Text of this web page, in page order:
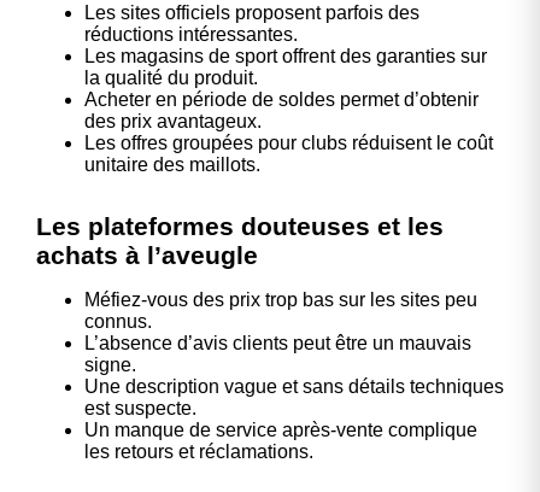
Les sites officiels proposent parfois des
réductions intéressantes.
Les magasins de sport offrent des garanties sur
la qualité du produit.
Acheter en période de soldes permet d’obtenir
des prix avantageux.
Les offres groupées pour clubs réduisent le coût
unitaire des maillots.
Les plateformes douteuses et les
achats à l’aveugle
Méfiez-vous des prix trop bas sur les sites peu
connus.
L’absence d’avis clients peut être un mauvais
signe.
Une description vague et sans détails techniques
est suspecte.
Un manque de service après-vente complique
les retours et réclamations.